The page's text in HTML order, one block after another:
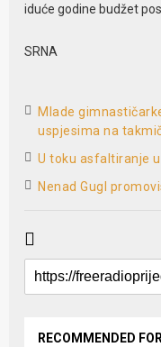
iduće godine budžet
SRNA
Mlade
uspjesima na
U toku asfaltiranje
Nenad Gugl
RECOMMENDED